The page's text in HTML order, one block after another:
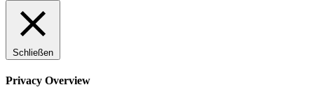
Schließen
Privacy Overview